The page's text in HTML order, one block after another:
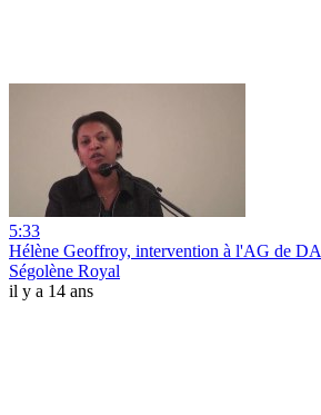
5:33
Hélène Geoffroy, intervention à l'AG de DA
Ségolène Royal
il y a 14 ans